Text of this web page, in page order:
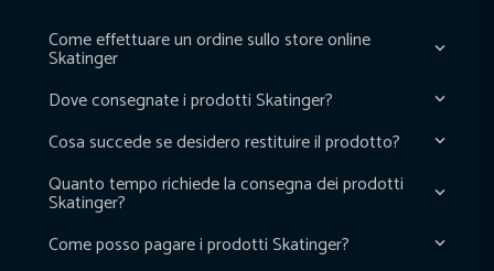
Come effettuare un ordine sullo store online
Skatinger
Dove consegnate i prodotti Skatinger?
Cosa succede se desidero restituire il prodotto?
Quanto tempo richiede la consegna dei prodotti
Skatinger?
Come posso pagare i prodotti Skatinger?